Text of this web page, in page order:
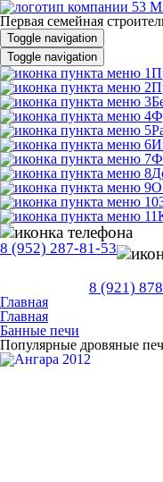
Первая семейная
Toggle navigation
Toggle navigation
О
8 (952) 287-81-53
8 (921)
Главная
Главная
Банные печи
Популярные дровяные